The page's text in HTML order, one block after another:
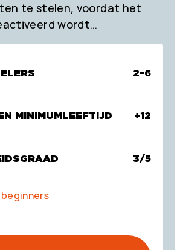
te stelen, voordat het
wordt…
2-6
MINIMUMLEEFTIJD +12
3/5